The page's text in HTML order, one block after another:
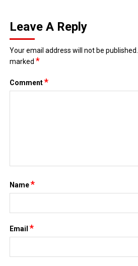
Leave A Reply
Your email address will not be published.
marked*
Comment*
Name*
Email*